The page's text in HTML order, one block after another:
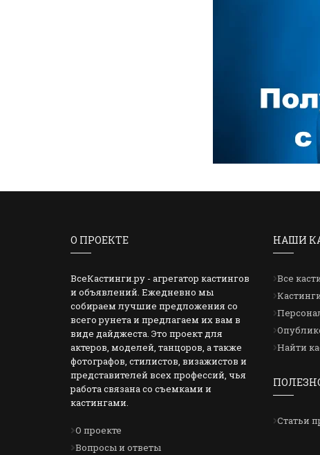
О ПРОЕКТЕ
ВсеКастинги.ру - агрегатор кастингов
и объявлений. Ежедневно мы
собираем лучшие предложения со
всего рунета и предлагаем их вам в
виде дайджеста. Это проект для
актеров, моделей, танцоров, а также
фотографов, стилистов, визажистов и
представителей всех профессий, чья
работа связана со съемками и
кастингами.
О проекте
Вопросы и ответы
НАШИ
Все
Найти
Статьи